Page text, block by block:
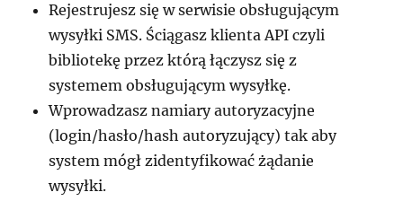
Rejestrujesz się w serwisie obsługującym
wysyłki SMS. Ściągasz klienta API czyli
bibliotekę przez którą łączysz się z
systemem obsługującym wysyłkę.
Wprowadzasz namiary autoryzacyjne
(login/hasło/hash autoryzujący) tak aby
system mógł zidentyfikować żądanie
wysyłki.